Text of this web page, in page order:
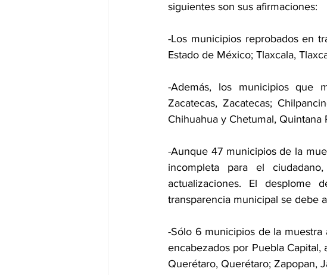
siguientes son sus afirmaciones:
-Los municipios reprobados en
Estado de México; Tlaxcala,
-Además, los municipios que
Zacatecas, Zacatecas;
Chihuahua y Chetumal, Quintana
-Aunque 47 municipios de la
incompleta para el
actualizaciones. El
transparencia municipal se debe
-Sólo 6 municipios de la
encabezados por Puebla
Querétaro, Querétaro; Zapopan,